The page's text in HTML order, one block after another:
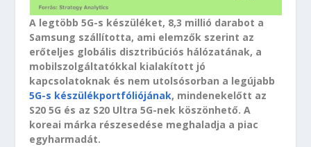
A legtöbb 5G-s készüléket, 8,3 millió darabot a
Samsung szállította, ami elemzők szerint az
erőteljes globális disztribúciós hálózatának, a
mobilszolgáltatókkal kialakított jó
kapcsolatoknak és nem utolsósorban a legújabb
5G-s készülékportfóliójának, mindenekelőtt az
S20 5G és az S20 Ultra 5G-nek köszönhető. A
koreai márka részesedése meghaladja a piac
egyharmadát.